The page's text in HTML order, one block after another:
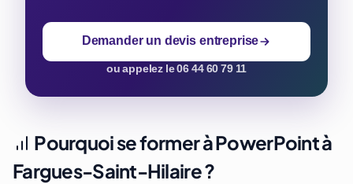
Demander un devis entreprise
ou appelez le 06 44 60 79 11
Pourquoi se former à PowerPoint à
Fargues-Saint-Hilaire ?